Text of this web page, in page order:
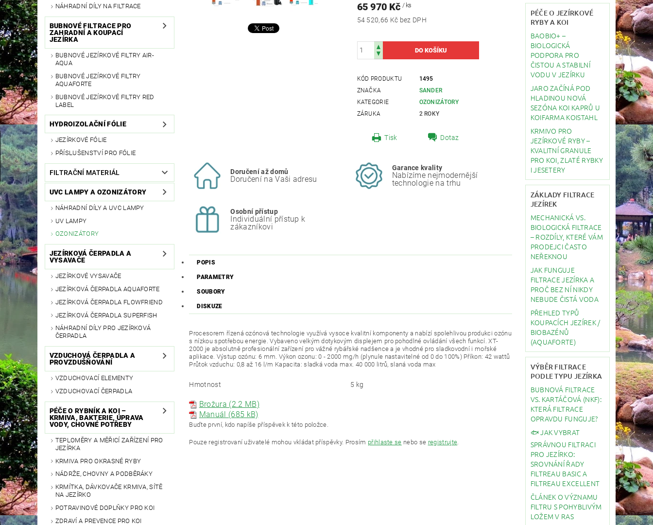
NÁHRADNÍ DÍLY NA FILTRACE
BUBNOVÉ FILTRACE PRO
ZAHRADNÍ A KOUPACÍ
JEZÍRKA
BUBNOVÉ JEZÍRKOVÉ FILTRY AIR-
AQUA
BUBNOVÉ JEZÍRKOVÉ FILTRY
AQUAFORTE
BUBNOVÉ JEZÍRKOVÉ FILTRY RED
LABEL
HYDROIZOLAČNÍ FÓLIE
JEZÍRKOVÉ FÓLIE
PŘÍSLUŠENSTVÍ PRO FÓLIE
FILTRAČNÍ MATERIÁL
UVC LAMPY A OZONIZÁTORY
NÁHRADNÍ DÍLY A UVC LAMPY
UV LAMPY
OZONIZÁTORY
JEZÍRKOVÁ ČERPADLA A
VYSAVAČE
JEZÍRKOVÉ VYSAVAČE
JEZÍRKOVÁ ČERPADLA AQUAFORTE
JEZÍRKOVÁ ČERPADLA FLOWFRIEND
JEZÍRKOVÁ ČERPADLA SUPERFISH
NÁHRADNÍ DÍLY PRO JEZÍRKOVÁ
ČERPADLA
VZDUCHOVÁ ČERPADLA A
PROVZDUŠŇOVÁNÍ
VZDUCHOVACÍ ELEMENTY
VZDUCHOVACÍ ČERPADLA
PÉČE O RYBNÍK A KOI –
KRMIVA, BAKTERIE, ÚPRAVA
VODY, CHOVNÉ POTŘEBY
TEPLOMĚRY A MĚŘICÍ ZAŘÍZENÍ PRO
JEZÍRKA
KRMIVA PRO OKRASNÉ RYBY
NÁDRŽE, CHOVNY A PODBĚRÁKY
KRMÍTKA, DÁVKOVAČE KRMIVA, SÍTĚ
NA JEZÍRKO
POTRAVINOVÉ DOPLŇKY PRO KOI
ZDRAVÍ A PREVENCE PRO KOI
65 970 Kč / ks
54 520,66 Kč bez DPH
KÓD PRODUKTU
1495
ZNAČKA
SANDER
KATEGORIE
OZONIZÁTORY
ZÁRUKA
2 ROKY
Tisk Dotaz
Doručení až domů
Doručení na Vaši adresu
Garance kvality
Nabízíme nejmodernější
technologie na trhu
Osobní přístup
Individuální přístup k
zákazníkovi
POPIS
PARAMETRY
SOUBORY
DISKUZE
Procesorem řízená ozónová technologie využívá vysoce kvalitní komponenty a nabízí spolehlivou produkci ozónu
s nízkou spotřebou energie. Vybaveno velkým dotykovým displejem pro pohodlné ovládání všech funkcí. XT-
2000 je absolutně profesionální zařízení pro vážné rybářské nadšence a je vhodné pro sladkovodní i mořské
aplikace. Výstup ozónu: 6 mm. Výkon ozonu: 0 - 2000 mg/h (plynule nastavitelné od 0 do 100%) Příkon: 42 wattů
Průtok vzduchu: 0,8 až 16 l/m Kapacita: sladká voda max. 40 000 litrů, slaná voda max
Hmotnost 5 kg
Brožura (2.2 MB)
Manuál (685 kB)
Buďte první, kdo napíše příspěvek k této položce.
Pouze registrovaní uživatelé mohou vkládat příspěvky. Prosím přihlaste se nebo se registrujte
PÉČE O JEZÍRKOVÉ
RYBY A KOI
BAOBIO+ –
BIOLOGICKÁ
PODPORA PRO
ČISTOU A STABILNÍ
VODU V JEZÍRKU
JARO ZAČÍNÁ POD
HLADINOU NOVÁ
SEZÓNA KOI KAPRŮ U
KOIFARMA KOISTAHL
KRMIVO PRO
JEZÍRKOVÉ RYBY –
KVALITNÍ GRANULE
PRO KOI, ZLATÉ RYBKY
I JESETERY
ZÁKLADY FILTRACE
JEZÍREK
MECHANICKÁ VS.
BIOLOGICKÁ FILTRACE
– ROZDÍLY, KTERÉ VÁM
PRODEJCI ČASTO
NEŘEKNOU
JAK FUNGUJE
FILTRACE JEZÍRKA A
PROČ BEZ NÍ NIKDY
NEBUDE ČISTÁ VODA
PŘEHLED TYPŮ
KOUPACÍCH JEZÍREK /
BIOBAZÉNŮ
(AQUAFORTE)
VÝBĚR FILTRACE
PODLE TYPU JEZÍRKA
BUBNOVÁ FILTRACE
VS. KARTÁČOVÁ (NKF):
KTERÁ FILTRACE
OPRAVDU FUNGUJE?
🐟 JAK VYBRAT
SPRÁVNOU FILTRACI
PRO JEZÍRKO:
SROVNÁNÍ ŘADY
FILTREAU BASIC A
FILTREAU EXCELLENT
ČLÁNEK O VÝZNAMU
FILTRU S POHYBLIVÝM
LOŽEM V RAS